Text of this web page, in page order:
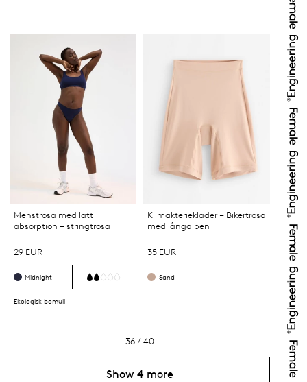
Menstrosa med lätt
absorption – stringtrosa
29 EUR
Midnight
Ekologisk bomull
Klimakteriekläder – Bikertrosa
med långa ben
35 EUR
Sand
36 / 40
Show 4 more